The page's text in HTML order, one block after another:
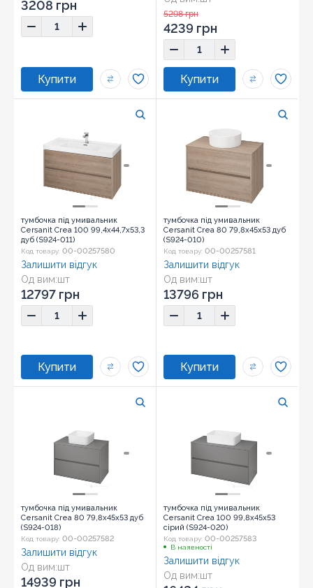
3208 грн
5298 грн
4239 грн
тумбочка під умивальник
Cersanit Crea 100 99,4x44,7x53,3
дуб (S924-011)
Код товару: 00-00257580
Од вим:шт
Залишити відгук
12797 грн
тумбочка під умивальник
Cersanit Crea 80 79,8x45x53 дуб
(S924-010)
Код товару: 00-00257581
Од вим:шт
Залишити відгук
13796 грн
тумбочка під умивальник
Cersanit Crea 80 79,8x45x53 дуб
(S924-018)
Код товару: 00-00257582
Од вим:шт
Залишити відгук
14939 грн
тумбочка під умивальник
Cersanit Crea 100 99,8x45x53
сірий (S924-020)
Код товару: 00-00257583
В наявності
Од вим:шт
Залишити відгук